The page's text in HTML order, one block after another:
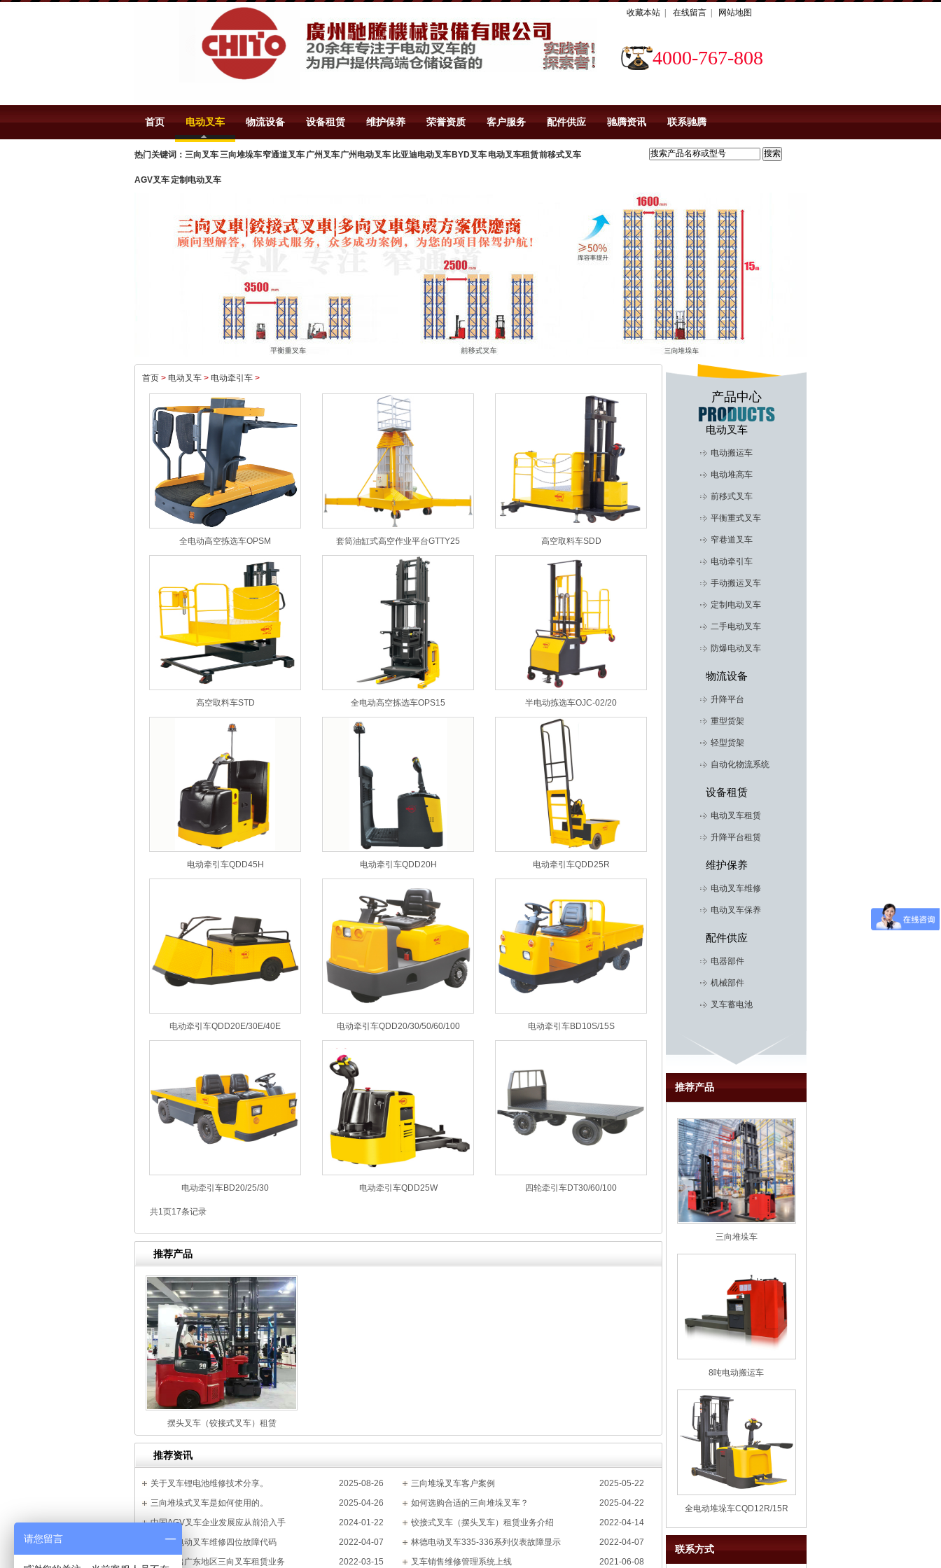
收藏本站 在线留言 网站地图
4000-767-808
首页 电动叉车 物流设备 设备租赁 维护保养 荣誉资质 客户服务 配件供应 驰腾资讯 联系驰腾
热门关键词：三向叉车 三向堆垛车 窄通道叉车 广州叉车 广州电动叉车 比亚迪电动叉车 BYD叉车 电动叉车租赁 前移式叉车
AGV叉车 定制电动叉车
首页 > 电动叉车 > 电动牵引车 >
全电动高空拣选车OPSM 套筒油缸式高空作业平台GTTY25 高空取料车SDD
高空取料车STD 全电动高空拣选车OPS15 半电动拣选车OJC-02/20
电动牵引车QDD45H 电动牵引车QDD20H 电动牵引车QDD25R
电动牵引车QDD20E/30E/40E 电动牵引车QDD20/30/50/60/100 电动牵引车BD10S/15S
电动牵引车BD20/25/30 电动牵引车QDD25W 四轮牵引车DT30/60/100
共1页17条记录
推荐产品
摆头叉车（铰接式叉车）租赁
推荐资讯
2025-08-26
关于叉车锂电池维修技术分享。 2025-05-22
三向堆垛叉车客户案例
2025-04-26
三向堆垛式叉车是如何使用的。 2025-04-22
如何选购合适的三向堆垛叉车？
2024-01-22
中国AGV叉车企业发展应从前沿入手 2022-04-14
铰接式叉车（摆头叉车）租赁业务介绍
2022-04-07
永恒力电动叉车维修四位故障代码 2022-04-07
林德电动叉车335-336系列仪表故障显示
2022-03-15
我司推出广东地区三向叉车租赁业务 2021-06-08
叉车销售维修管理系统上线
产品中心
电动叉车
电动搬运车
电动堆高车
前移式叉车
平衡重式叉车
窄巷道叉车
电动牵引车
手动搬运叉车
定制电动叉车
二手电动叉车
防爆电动叉车
物流设备
升降平台
重型货架
轻型货架
自动化物流系统
设备租赁
电动叉车租赁
升降平台租赁
维护保养
电动叉车维修
电动叉车保养
配件供应
电器部件
机械部件
叉车蓄电池
推荐产品
三向堆垛车
8吨电动搬运车
全电动堆垛车CQD12R/15R
联系方式
请您留言